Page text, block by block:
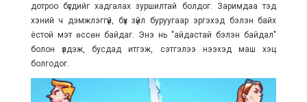
дотроо бүгдийг хадгалах зуршилтай болдог. Заримдаа тэд
хэний ч дэмжлэггүй, бүх зүйл буруугаар эргэхэд бэлэн байх
ёстой мэт өссөн байдаг. Энэ нь "айдастай бэлэн байдал"
болон үлдэж, бусдад итгэж, сэтгэлээ нээхэд маш хэцүү
болгодог.